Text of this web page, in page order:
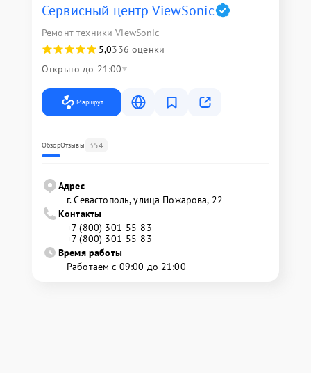
Сервисный центр ViewSonic
Ремонт техники ViewSonic
5,0336 оценки
Открыто до 21:00
Маршрут
ОбзорОтзывы 354
Адрес
г. Севастополь, улица Пожарова, 22
Контакты
+7 (800) 301-55-83
+7 (800) 301-55-83
Время работы
Работаем с 09:00 до 21:00